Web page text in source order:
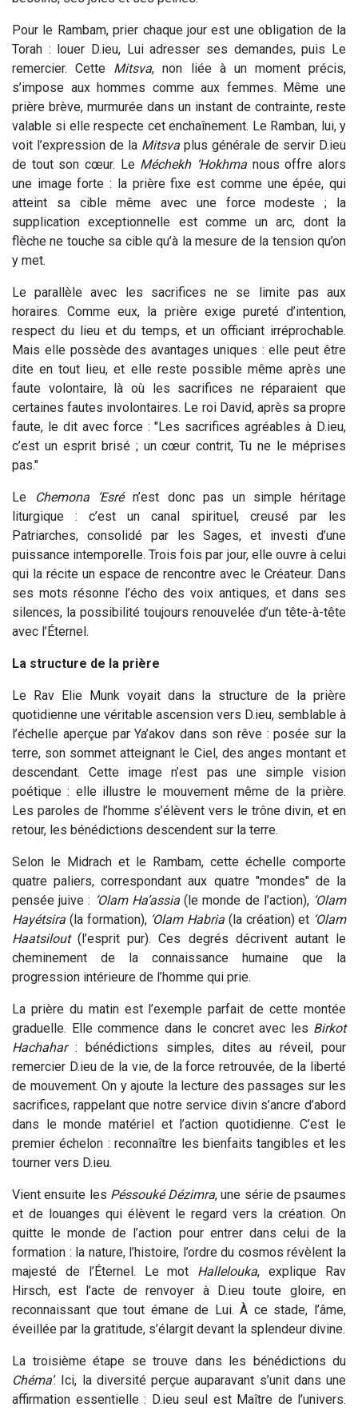
Pour le Rambam, prier chaque jour est une obligation de la
Torah : louer D.ieu, Lui adresser ses demandes, puis Le
remercier. Cette Mitsva, non liée à un moment précis,
s’impose aux hommes comme aux femmes. Même une
prière brève, murmurée dans un instant de contrainte, reste
valable si elle respecte cet enchaînement. Le Ramban, lui, y
voit l’expression de la Mitsva plus générale de servir D.ieu
de tout son cœur. Le Méchekh ‘Hokhma nous offre alors
une image forte : la prière fixe est comme une épée, qui
atteint sa cible même avec une force modeste ; la
supplication exceptionnelle est comme un arc, dont la
flèche ne touche sa cible qu’à la mesure de la tension qu’on
y met.
Le parallèle avec les sacrifices ne se limite pas aux
horaires. Comme eux, la prière exige pureté d’intention,
respect du lieu et du temps, et un officiant irréprochable.
Mais elle possède des avantages uniques : elle peut être
dite en tout lieu, et elle reste possible même après une
faute volontaire, là où les sacrifices ne réparaient que
certaines fautes involontaires. Le roi David, après sa propre
faute, le dit avec force : "Les sacrifices agréables à D.ieu,
c’est un esprit brisé ; un cœur contrit, Tu ne le méprises
pas."
Le Chemona ‘Esrén’est donc pas un simple héritage
liturgique : c’est un canal spirituel, creusé par les
Patriarches, consolidé par les Sages, et investi d’une
puissance intemporelle. Trois fois par jour, elle ouvre à celui
qui la récite un espace de rencontre avec le Créateur. Dans
ses mots résonne l’écho des voix antiques, et dans ses
silences, la possibilité toujours renouvelée d’un tête-à-tête
avec l’Éternel.
La structure de la prière
Le Rav Elie Munk voyait dans la structure de la prière
quotidienne une véritable ascension vers D.ieu, semblable à
l’échelle aperçue par Ya’akov dans son rêve : posée sur la
terre, son sommet atteignant le Ciel, des anges montant et
descendant. Cette image n’est pas une simple vision
poétique : elle illustre le mouvement même de la prière.
Les paroles de l’homme s’élèvent vers le trône divin, et en
retour, les bénédictions descendent sur la terre.
Selon le Midrach et le Rambam, cette échelle comporte
quatre paliers, correspondant aux quatre "mondes" de la
pensée juive : ‘Olam Ha’assia(le monde de l’action), ‘Olam
Hayétsira (la formation), ‘Olam Habria (la création) et ‘Olam
Haatsilout(l’esprit pur). Ces degrés décrivent autant le
cheminement de la connaissance humaine que la
progression intérieure de l’homme qui prie.
La prière du matin est l’exemple parfait de cette montée
graduelle. Elle commence dans le concret avec les Birkot
Hachahar: bénédictions simples, dites au réveil, pour
remercier D.ieu de la vie, de la force retrouvée, de la liberté
de mouvement. On y ajoute la lecture des passages sur les
sacrifices, rappelant que notre service divin s’ancre d’abord
dans le monde matériel et l’action quotidienne. C’est le
premier échelon : reconnaître les bienfaits tangibles et les
tourner vers D.ieu.
Vient ensuite les Péssouké Dézimra, une série de psaumes
et de louanges qui élèvent le regard vers la création. On
quitte le monde de l’action pour entrer dans celui de la
formation : la nature, l’histoire, l’ordre du cosmos révèlent la
majesté de l’Éternel. Le mot Hallelouka, explique Rav
Hirsch, est l’acte de renvoyer à D.ieu toute gloire, en
reconnaissant que tout émane de Lui. À ce stade, l’âme,
éveillée par la gratitude, s’élargit devant la splendeur divine.
La troisième étape se trouve dans les bénédictions du
Chéma’. Ici, la diversité perçue auparavant s’unit dans une
affirmation essentielle : D.ieu seul est Maître de l’univers.